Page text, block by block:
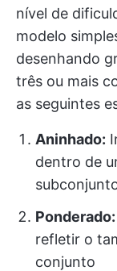
nível de
modelo
desenhando
três ou mais
as seguintes
Aninhado:
dentro de
Ponderado:
refletir o
conjunto